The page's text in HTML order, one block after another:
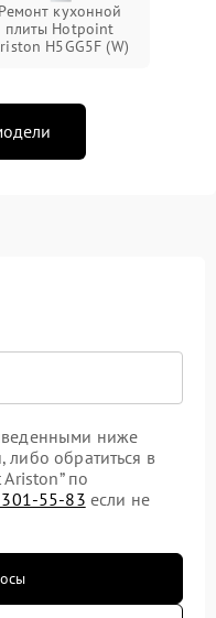
Ремонт кухонной
плиты Hotpoint
H5GG5F (W)
ниже
обратиться в
по
301-55-83 если не